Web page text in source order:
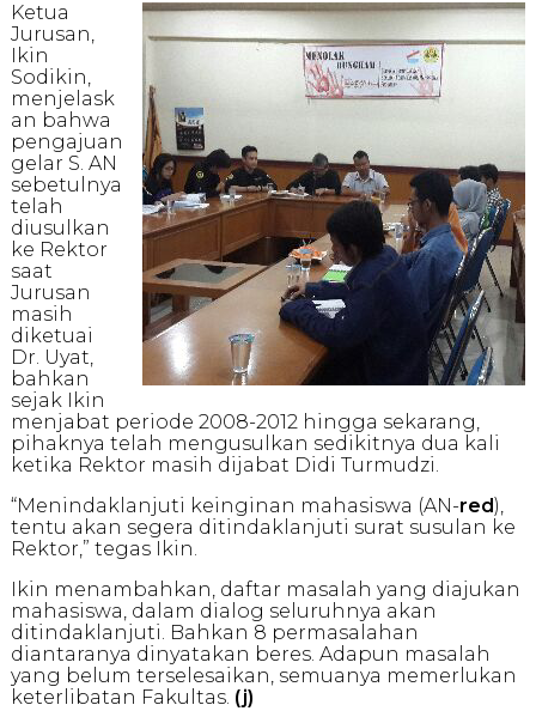
Ketua
Jurusan,
Ikin
Sodikin,
menjelask
an bahwa
pengajuan
gelar S. AN
sebetulnya
telah
diusulkan
ke Rektor
saat
Jurusan
masih
diketuai
Dr. Uyat,
bahkan
sejak Ikin
menjabat periode 2008-2012 hingga sekarang,
pihaknya telah mengusulkan sedikitnya dua kali
ketika Rektor masih dijabat Didi Turmudzi.
“Menindaklanjuti keinginan mahasiswa (AN-red ),
tentu akan segera ditindaklanjuti surat susulan ke
Rektor,” tegas Ikin.
Ikin menambahkan, daftar masalah yang diajukan
mahasiswa, dalam dialog seluruhnya akan
ditindaklanjuti. Bahkan 8 permasalahan
diantaranya dinyatakan beres. Adapun masalah
yang belum terselesaikan, semuanya memerlukan
keterlibatan Fakultas. (j)